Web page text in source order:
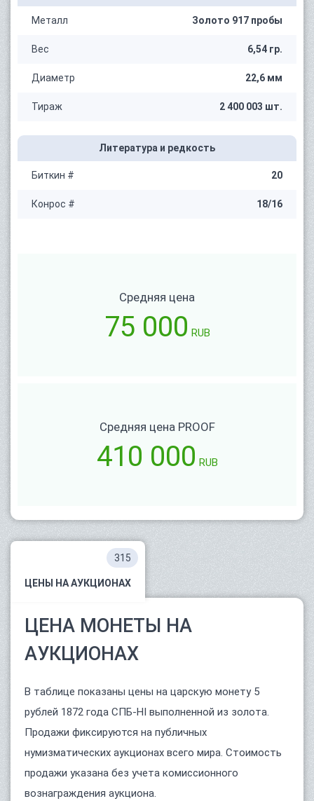
Металл Золото 917 пробы
Вес 6,54 гр.
Диаметр 22,6 мм
Тираж 2 400 003 шт.
Литература и редкость
Биткин # 20
Конрос # 18/16
Средняя цена
75 000 RUB
Средняя цена PROOF
410 000 RUB
ЦЕНЫ НА АУКЦИОНАХ
315
ЦЕНА МОНЕТЫ НА
АУКЦИОНАХ
В таблице показаны цены на царскую монету 5
рублей 1872 года СПБ-НІ выполненной из золота.
Продажи фиксируются на публичных
нумизматических аукционах всего мира. Стоимость
продажи указана без учета комиссионного
вознаграждения аукциона.